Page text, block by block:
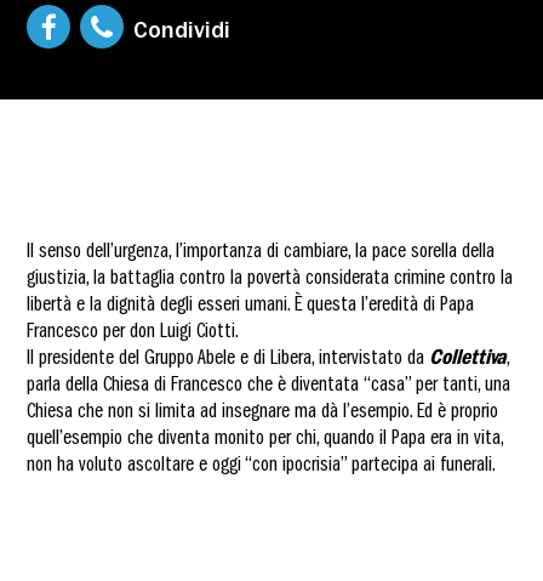
Condividi
Il senso dell’urgenza, l’importanza di cambiare, la pace sorella della
giustizia, la battaglia contro la povertà considerata crimine contro la
libertà e la dignità degli esseri umani. È questa l’eredità di Papa
Francesco per don Luigi Ciotti.
Il presidente del Gruppo Abele e di Libera, intervistato da Collettiva,
parla della Chiesa di Francesco che è diventata “casa” per tanti, una
Chiesa che non si limita ad insegnare ma dà l’esempio. Ed è proprio
quell’esempio che diventa monito per chi, quando il Papa era in vita,
non ha voluto ascoltare e oggi “con ipocrisia” partecipa ai funerali.